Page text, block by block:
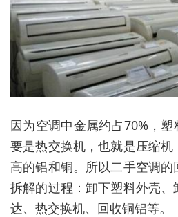
因为空调中金属约占70%，
要是热交换机，也就是压缩
高的铝和铜。所以二手空调
拆解的过程：卸下塑料外壳
达、热交换机、回收铜铝等。